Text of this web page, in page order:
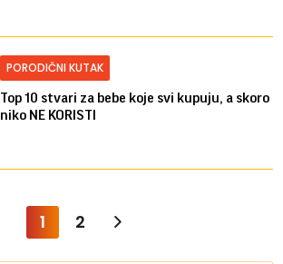
PORODIČNI KUTAK
Top 10 stvari za bebe koje svi kupuju, a skoro
niko NE KORISTI
1 2